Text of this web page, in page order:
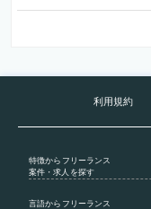
利用規約
特徴からフリーランス
案件・求人を探す
言語からフリーランス